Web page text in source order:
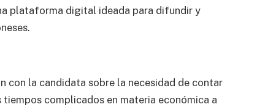
plataforma digital ideada para difundir y
con la candidata sobre la necesidad de contar
complicados en materia económica a